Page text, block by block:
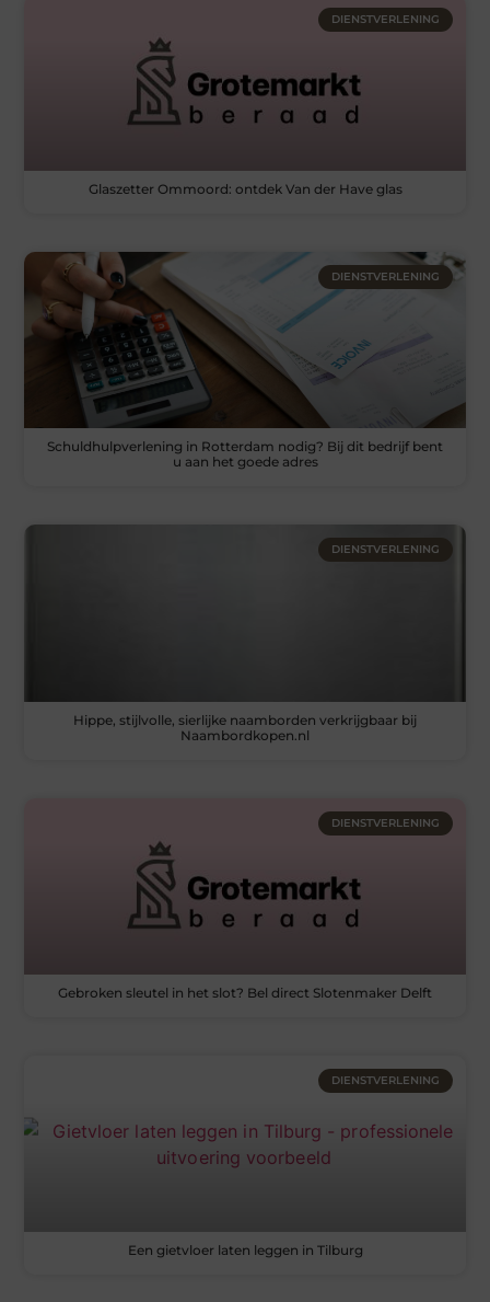
DIENSTVERLENING
Glaszetter Ommoord: ontdek Van der Have glas
DIENSTVERLENING
Schuldhulpverlening in Rotterdam nodig? Bij dit bedrijf bent
u aan het goede adres
DIENSTVERLENING
Hippe, stijlvolle, sierlijke naamborden verkrijgbaar bij
Naambordkopen.nl
DIENSTVERLENING
Gebroken sleutel in het slot? Bel direct Slotenmaker Delft
DIENSTVERLENING
Een gietvloer laten leggen in Tilburg